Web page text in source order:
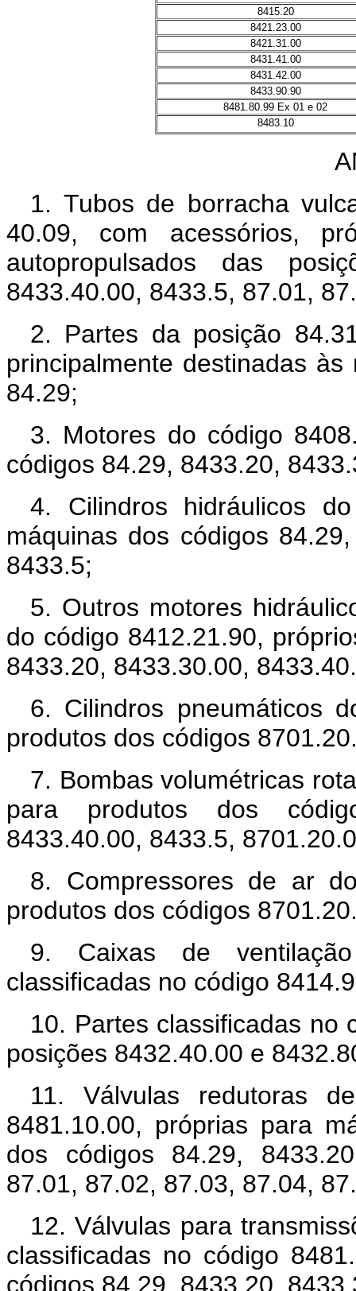
8415.20
8421.23.00
8421.31.00
8431.41.00
8431.42.00
8433.90.90
8481.80.99 Ex 01 e 02
8483.10
1. Tubos de borracha
40.09, com acessórios,
autopropulsados das
8433.40.00, 8433.5, 87.01,
2. Partes da posição
principalmente destinadas
84.29;
3. Motores do código
códigos 84.29, 8433.20,
4. Cilindros hidráulicos
máquinas dos códigos
8433.5;
5. Outros motores
do código 8412.21.90,
8433.20, 8433.30.00,
6. Cilindros pneumáticos
produtos dos códigos
7. Bombas volumétricas
para produtos dos
8433.40.00, 8433.5,
8. Compressores de ar
produtos dos códigos
9. Caixas de
classificadas no código
10. Partes classificadas no
posições 8432.40.00 e
11. Válvulas redutoras
8481.10.00, próprias para
dos códigos 84.29,
87.01, 87.02, 87.03, 87.04,
12. Válvulas para
classificadas no código
códigos 84.29, 8433.20,